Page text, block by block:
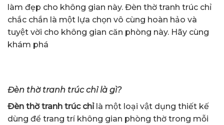
làm đẹp cho không gian này. Đèn thờ tranh trúc chỉ
chắc chắn là một lựa chọn vô cùng hoàn hảo và
tuyệt vời cho không gian căn phòng này. Hãy cùng
khám phá
Đèn thờ tranh trúc chỉ là gì?
Đèn thờ tranh trúc chỉlà một loại vật dụng thiết kế
dùng để trang trí không gian phòng thờ trong mỗi